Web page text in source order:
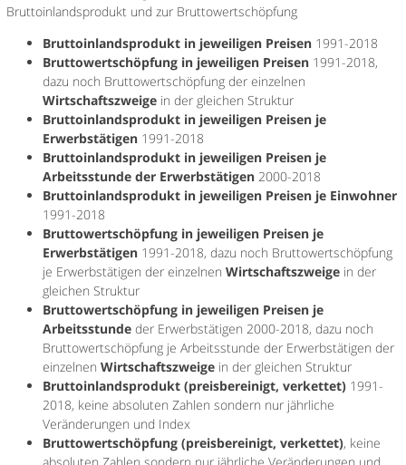
Bruttoinlandsprodukt und zur Bruttowertschöpfung
Bruttoinlandsprodukt in jeweiligen Preisen 1991-2018
Bruttowertschöpfung in jeweiligen Preisen 1991-2018,
dazu noch Bruttowertschöpfung der einzelnen
Wirtschaftszweige in der gleichen Struktur
Bruttoinlandsprodukt in jeweiligen Preisen je
Erwerbstätigen 1991-2018
Bruttoinlandsprodukt in jeweiligen Preisen je
Arbeitsstunde der Erwerbstätigen 2000-2018
Bruttoinlandsprodukt in jeweiligen Preisen je Einwohner
1991-2018
Bruttowertschöpfung in jeweiligen Preisen je
Erwerbstätigen 1991-2018, dazu noch Bruttowertschöpfung
je Erwerbstätigen der einzelnenWirtschaftszweige in der
gleichen Struktur
Bruttowertschöpfung in jeweiligen Preisen je
Arbeitsstunde der Erwerbstätigen 2000-2018, dazu noch
Bruttowertschöpfung je Arbeitsstunde der Erwerbstätigen der
einzelnenWirtschaftszweige in der gleichen Struktur
Bruttoinlandsprodukt (preisbereinigt, verkettet) 1991-
2018, keine absoluten Zahlen sondern nur jährliche
Veränderungen und Index
Bruttowertschöpfung (preisbereinigt, verkettet), keine